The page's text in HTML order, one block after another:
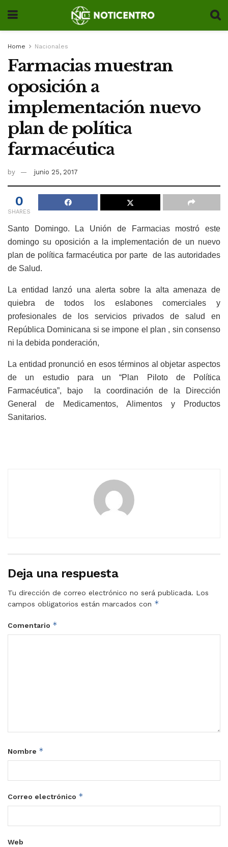
Home Nacionales
Farmacias muestran
oposición a
implementación nuevo
plan de política
farmacéutica
by junio 25, 2017
0
SHARES
Santo Domingo. La
Unión de Farmacias mostró este
domingo su oposición a la implementación de un nuevo
plan de política farmacéutica por parte de las autoridades
de Salud.
La entidad lanzó una alerta sobre la alta amenaza de
quiebra de todos los eslabones comerciales y
profesionales de los servicios privados de salud en
República Dominicana si se impone el plan , sin consenso
ni la debida ponderación,
La entidad pronunció en esos términos al objetar aspectos
de un estudio para un “Plan Piloto de Política
Farmacéutica”, bajo la coordinación de la Dirección
General de Medicamentos, Alimentos y Productos
Sanitarios.
Deja una respuesta
Tu dirección de correo electrónico no será publicada. Los
campos obligatorios están marcados con *
Comentario *
Nombre *
Correo electrónico *
Web